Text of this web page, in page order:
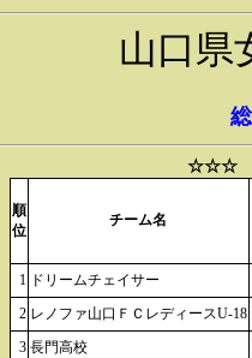
山口県
☆☆☆
順
位
チーム名
1 ドリームチェイサー
2 レノファ山口ＦＣレディースU-18
3 長門高校